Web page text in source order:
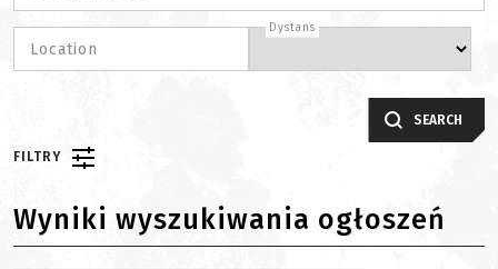
Location
Dystans
SEARCH
FILTRY
Wyniki wyszukiwania ogłoszeń